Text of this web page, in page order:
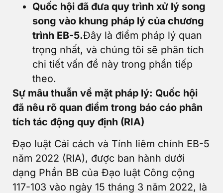
Quốc hội đã đưa quy trình xử lý song
song vào khung pháp lý của chương
trình EB-5.Đây là điểm pháp lý quan
trọng nhất, và chúng tôi sẽ phân tích
chi tiết vấn đề này trong phần tiếp
theo.
Sự mâu thuẫn về mặt pháp lý: Quốc hội
đã nêu rõ quan điểm trong báo cáo phân
tích tác động quy định (RIA)
Đạo luật Cải cách và Tính liêm chính EB-5
năm 2022 (RIA), được ban hành dưới
dạng Phần BB của Đạo luật Công cộng
117-103 vào ngày 15 tháng 3 năm 2022, là